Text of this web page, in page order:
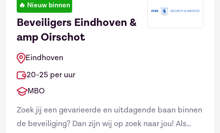
🔥 Nieuw binnen
Beveiligers Eindhoven &
amp Oirschot
Eindhoven
20-25 per uur
MBO
Zoek jij een gevarieerde en uitdagende baan binnen
de beveiliging? Dan zijn wij op zoek naar jou! Als